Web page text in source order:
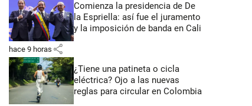
Comienza la presidencia de De
la Espriella: así fue el juramento
y la imposición de banda en Cali
hace 9 horas share
¿Tiene una patineta o cicla
eléctrica? Ojo a las nuevas
reglas para circular en Colombia